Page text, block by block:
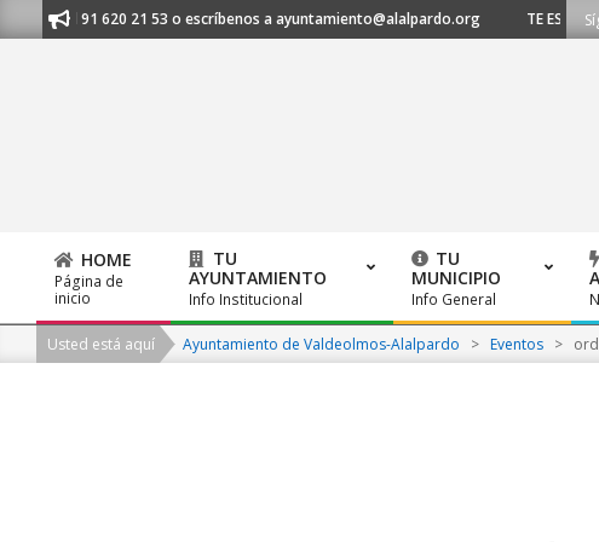
to
al 91 620 21 53 o escríbenos a ayuntamiento@alalpardo.org TE
Primary
Navigation
Menu
HOME
Página de
inicio
TU
AYUNTAMIENTO
Info Institucional
TU
MUNICIPIO
Info General
Usted está aquí Ayuntamiento de Valdeolmos-Alalpardo > Eventos >